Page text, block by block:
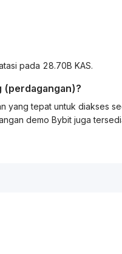
pada 28.70B KAS.
(perdagangan)?
yang tepat untuk diakses
demo Bybit juga